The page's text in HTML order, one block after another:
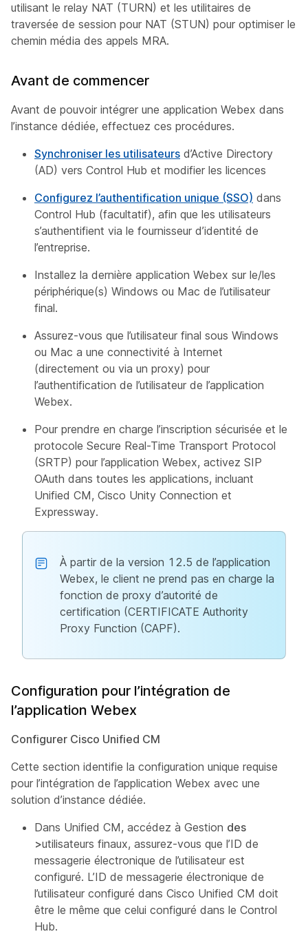
utilisant le relay NAT (TURN) et les utilitaires de
traversée de session pour NAT (STUN) pour optimiser le
chemin média des appels MRA.
Avant de commencer
Avant de pouvoir intégrer une application Webex dans
l’instance dédiée, effectuez ces procédures.
Synchroniser les utilisateurs d’Active Directory
(AD) vers Control Hub et modifier les licences
Configurez l’authentification unique (SSO) dans
Control Hub (facultatif), afin que les utilisateurs
s’authentifient via le fournisseur d’identité de
l’entreprise.
Installez la dernière application Webex sur le/les
périphérique(s) Windows ou Mac de l’utilisateur
final.
Assurez-vous que l’utilisateur final sous Windows
ou Mac a une connectivité à Internet
(directement ou via un proxy) pour
l’authentification de l’utilisateur de l’application
Webex.
Pour prendre en charge l’inscription sécurisée et le
protocole Secure Real-Time Transport Protocol
(SRTP) pour l’application Webex, activez SIP
OAuth dans toutes les applications, incluant
Unified CM, Cisco Unity Connection et
Expressway.
À partir de la version 12.5 de l’application
Webex, le client ne prend pas en charge la
fonction de proxy d’autorité de
certification (CERTIFICATE Authority
Proxy Function (CAPF).
Configuration pour l’intégration de
l’application Webex
Configurer Cisco Unified CM
Cette section identifie la configuration unique requise
pour l’intégration de l’application Webex avec une
solution d’instance dédiée.
Dans Unified CM, accédez à Gestion des
>utilisateurs finaux, assurez-vous que l’ID de
messagerie électronique de l’utilisateur est
configuré. L’ID de messagerie électronique de
l’utilisateur configuré dans Cisco Unified CM doit
être le même que celui configuré dans le Control
Hub.